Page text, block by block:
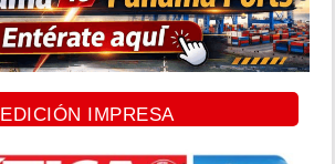
EDICIÓN IMPRESA